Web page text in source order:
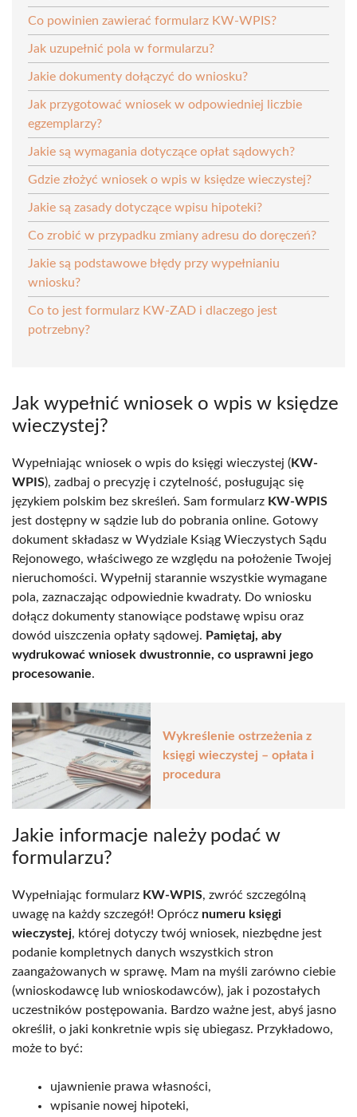
Co powinien zawierać formularz KW-WPIS?
Jak uzupełnić pola w formularzu?
Jakie dokumenty dołączyć do wniosku?
Jak przygotować wniosek w odpowiedniej liczbie
egzemplarzy?
Jakie są wymagania dotyczące opłat sądowych?
Gdzie złożyć wniosek o wpis w księdze wieczystej?
Jakie są zasady dotyczące wpisu hipoteki?
Co zrobić w przypadku zmiany adresu do doręczeń?
Jakie są podstawowe błędy przy wypełnianiu
wniosku?
Co to jest formularz KW-ZAD i dlaczego jest
potrzebny?
Jak wypełnić wniosek o wpis w księdze
wieczystej?
Wypełniając wniosek o wpis do księgi wieczystej (KW-
WPIS), zadbaj o precyzję i czytelność, posługując się
językiem polskim bez skreśleń. Sam formularz KW-WPIS
jest dostępny w sądzie lub do pobrania online. Gotowy
dokument składasz w Wydziale Ksiąg Wieczystych Sądu
Rejonowego, właściwego ze względu na położenie Twojej
nieruchomości. Wypełnij starannie wszystkie wymagane
pola, zaznaczając odpowiednie kwadraty. Do wniosku
dołącz dokumenty stanowiące podstawę wpisu oraz
dowód uiszczenia opłaty sądowej. Pamiętaj, aby
wydrukować wniosek dwustronnie, co usprawni jego
procesowanie.
Wykreślenie ostrzeżenia z
księgi wieczystej – opłata i
procedura
Jakie informacje należy podać w
formularzu?
Wypełniając formularz KW-WPIS, zwróć szczególną
uwagę na każdy szczegół! Oprócz numeru księgi
wieczystej, której dotyczy twój wniosek, niezbędne jest
podanie kompletnych danych wszystkich stron
zaangażowanych w sprawę. Mam na myśli zarówno ciebie
(wnioskodawcę lub wnioskodawców), jak i pozostałych
uczestników postępowania. Bardzo ważne jest, abyś jasno
określił, o jaki konkretnie wpis się ubiegasz. Przykładowo,
może to być:
ujawnienie prawa własności,
wpisanie nowej hipoteki,